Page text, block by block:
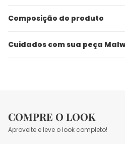
Composição do produto
Cuidados com sua peça
COMPRE O LOOK
Aproveite e leve o look completo!